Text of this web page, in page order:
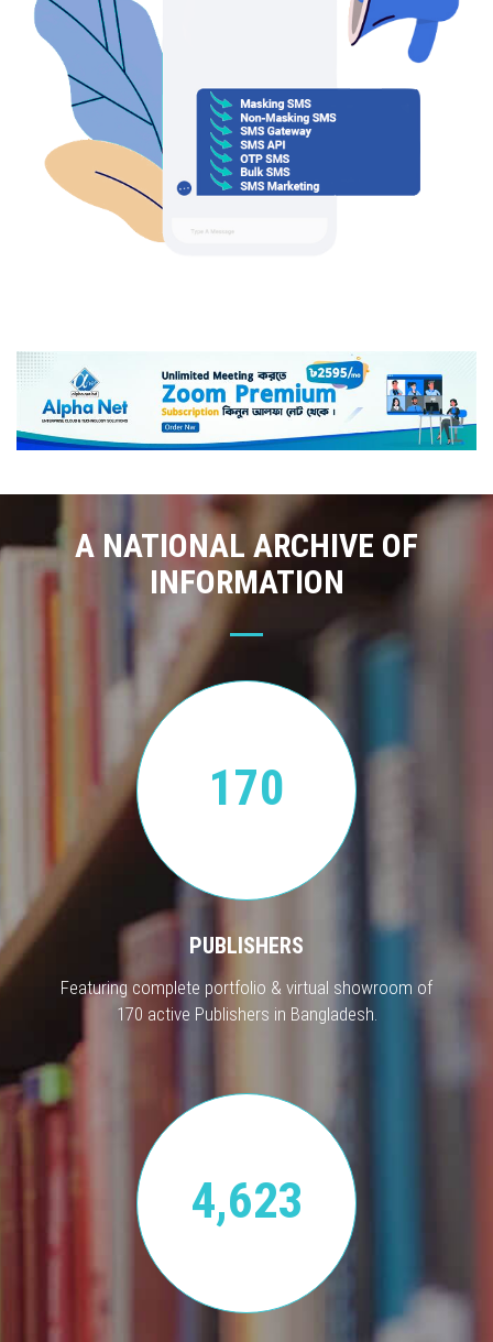
A NATIONAL ARCHIVE OF
INFORMATION
170
PUBLISHERS
Featuring complete portfolio & virtual showroom of
170 active Publishers in Bangladesh.
4,623